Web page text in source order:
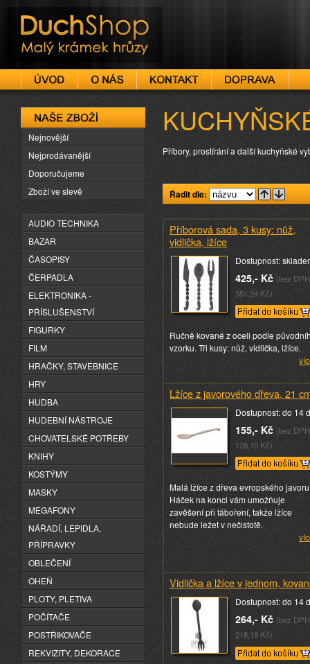
DuchShop
Příbory, prostírání a další kuchyňské
Řadit dle:
Příborová sada, 3 kusy: nůž,
vidlička, lžíce
Dostupnost:
425,- Kč (bez DPH
351,24 Kč)
Ručně kované z oceli podle
vzorku. Tři kusy: nůž, vidlička, lžíce.
Lžíce z javorového dřeva, 21
Dostupnost: do 14
155,- Kč (bez DPH
128,10 Kč)
Malá lžíce z dřeva evropského
Háček na konci vám umožňuje
zavěšení při táboření, takže lžíce
nebude ležet v nečistotě.
Vidlička a lžíce v jednom,
Dostupnost: do 14
264,- Kč (bez DPH
218,18 Kč)
Naše zboží
Nejnovější
Nejprodávanější
Doporučujeme
Zboží ve slevě
AUDIO TECHNIKA
BAZAR
ČASOPISY
ČERPADLA
ELEKTRONIKA -
PŘÍSLUŠENSTVÍ
FIGURKY
FILM
HRAČKY, STAVEBNICE
HRY
HUDBA
HUDEBNÍ NÁSTROJE
CHOVATELSKÉ POTŘEBY
KNIHY
KOSTÝMY
MASKY
MEGAFONY
NÁŘADÍ, LEPIDLA,
PŘÍPRAVKY
OBLEČENÍ
OHEŇ
PLOTY, PLETIVA
POČÍTAČE
POSTŘIKOVAČE
REKVIZITY, DEKORACE